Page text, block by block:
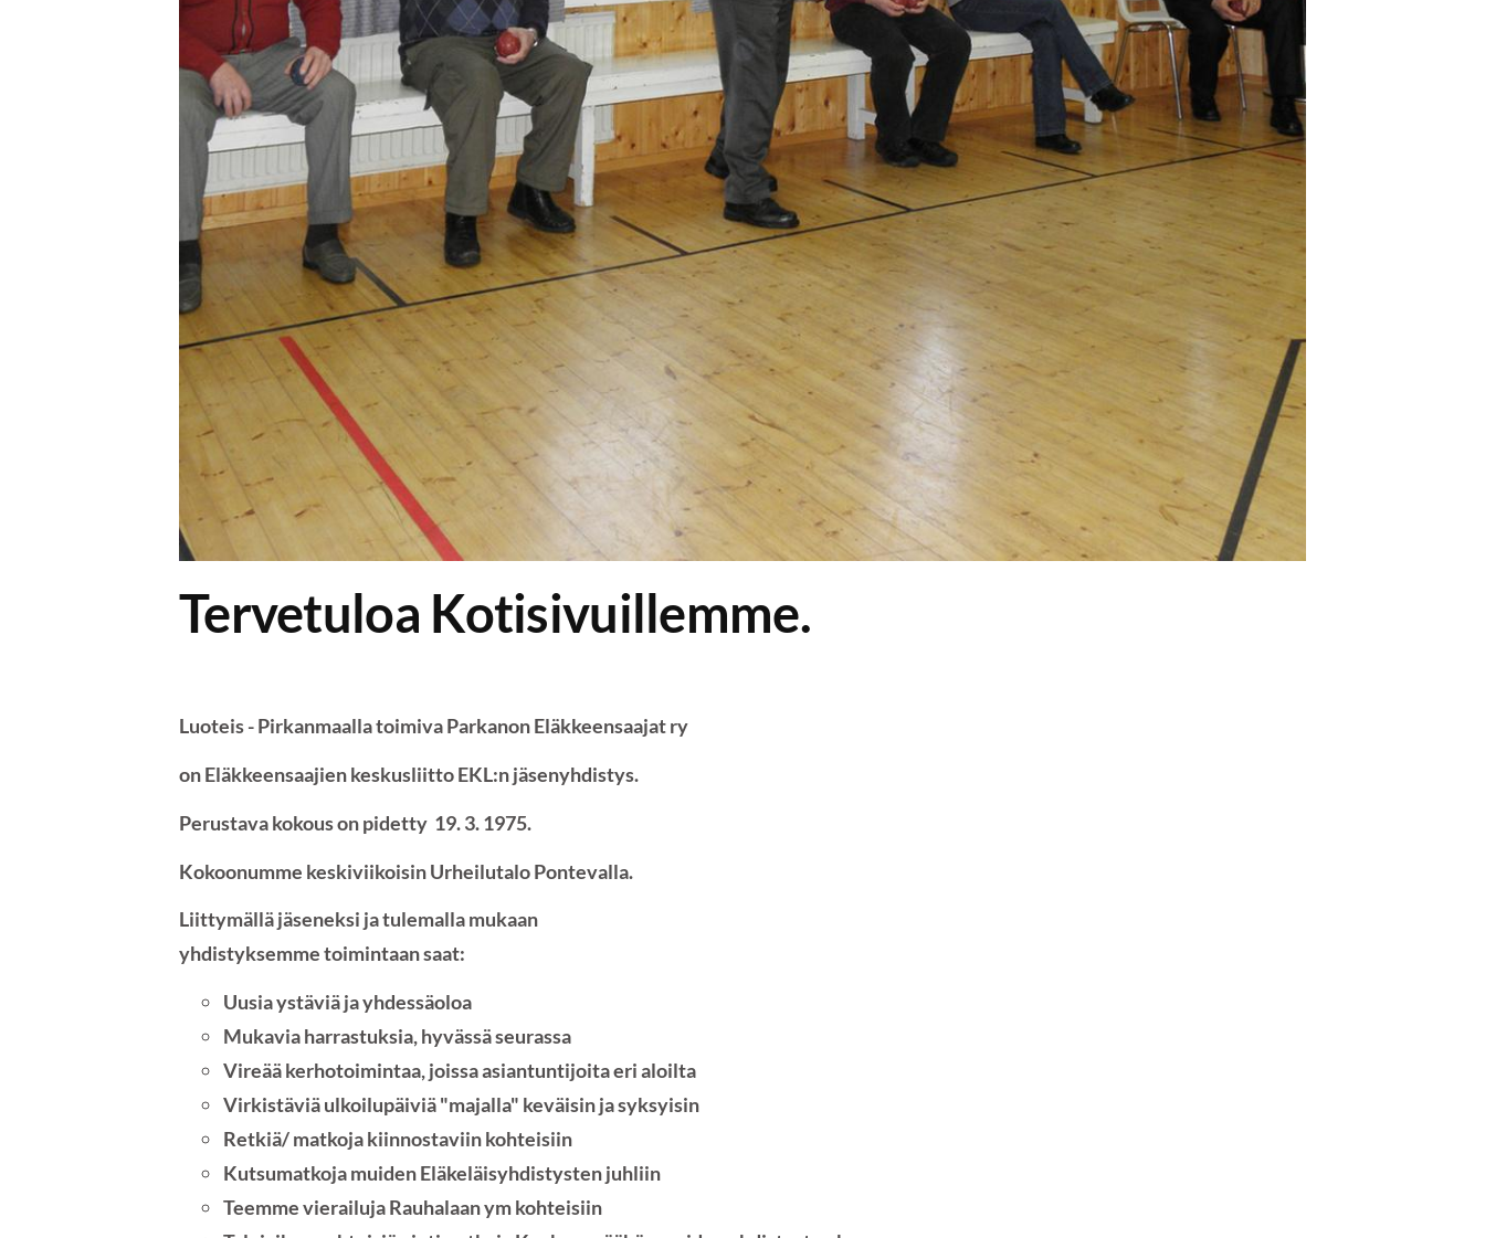
Tervetuloa Kotisivuillemme.
Luoteis - Pirkanmaalla toimiva Parkanon Eläkkeensaajat ry
on Eläkkeensaajien keskusliitto EKL:n jäsenyhdistys.
Perustava kokous on pidetty 19. 3. 1975.
Kokoonumme keskiviikoisin Urheilutalo Pontevalla.
Liittymällä jäseneksi ja tulemalla mukaan
yhdistyksemme toimintaan saat:
Uusia ystäviä ja yhdessäoloa
Mukavia harrastuksia, hyvässä seurassa
Vireää kerhotoimintaa, joissa asiantuntijoita eri aloilta
Virkistäviä ulkoilupäiviä "majalla" keväisin ja syksyisin
Retkiä/ matkoja kiinnostaviin kohteisiin
Kutsumatkoja muiden Eläkeläisyhdistysten juhliin
Teemme vierailuja Rauhalaan ym kohteisiin